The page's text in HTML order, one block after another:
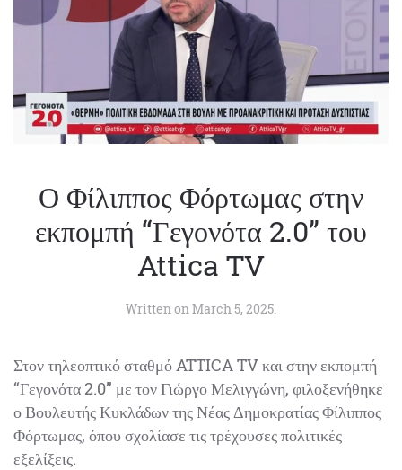
Ο Φίλιππος Φόρτωμας στην
εκπομπή “Γεγονότα 2.0” του
Attica TV
Written onMarch 5, 2025.
Στον τηλεοπτικό σταθμό ATTICA TV και στην εκπομπή
“Γεγονότα 2.0” με τον Γιώργο Μελιγγώνη, φιλοξενήθηκε
ο Βουλευτής Κυκλάδων της Νέας Δημοκρατίας Φίλιππος
Φόρτωμας, όπου σχολίασε τις τρέχουσες πολιτικές
εξελίξεις.